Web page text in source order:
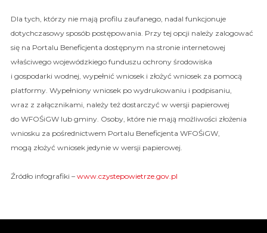
Dla tych, którzy nie mają profilu zaufanego, nadal funkcjonuje
dotychczasowy sposób postępowania. Przy tej opcji należy zalogować
się na Portalu Beneficjenta dostępnym na stronie internetowej
właściwego wojewódzkiego funduszu ochrony środowiska
i gospodarki wodnej, wypełnić wniosek i złożyć wniosek za pomocą
platformy. Wypełniony wniosek po wydrukowaniu i podpisaniu,
wraz z załącznikami, należy też dostarczyć w wersji papierowej
do WFOŚiGW lub gminy. Osoby, które nie mają możliwości złożenia
wniosku za pośrednictwem Portalu Beneficjenta WFOŚiGW,
mogą złożyć wniosek jedynie w wersji papierowej.
Źródło infografiki – www.czystepowietrze.gov.pl